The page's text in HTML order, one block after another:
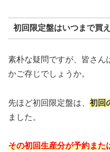
初回限定盤はいつまで買
素朴な疑問ですが、皆さん
かご存じでしょうか。
先ほど初回限定盤は、 初回
ました。
その初回生産分が予約また